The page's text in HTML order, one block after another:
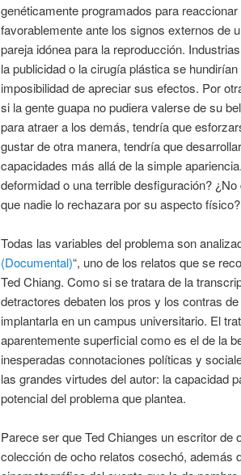
genéticamente programados para reaccionar
favorablemente ante los signos externos de
pareja idónea para la reproducción.
la publicidad o la cirugía plástica se hundirían
imposibilidad de apreciar sus efectos. Por
si la gente guapa no pudiera valerse de su
para atraer a los demás, tendría que
gustar de otra manera, tendría que
capacidades más allá de la simple
deformidad o una terrible desfiguración?
que nadie lo rechazara por su aspecto físico?
Todas las variables del problema son
(Documental)“, uno de los relatos que se
Ted Chiang. Como si se tratara de la
detractores debaten los pros y los contras
implantarla en un campus universitario. El
aparentemente superficial como es el de la
inesperadas connotaciones políticas y
las grandes virtudes del autor: la capacidad
potencial del problema que plantea.
Parece ser que Ted Chianges un escritor
colección de ocho relatos cosechó, además